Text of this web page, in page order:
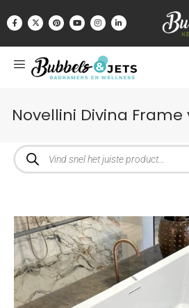
Novellini Divina